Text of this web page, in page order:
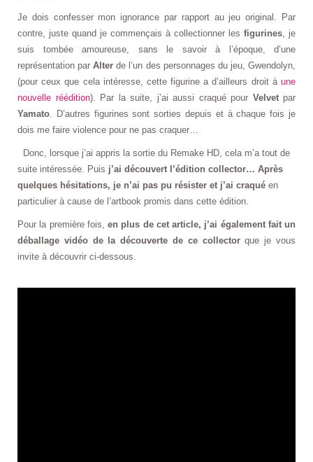
Je dois confesser mon ignorance par rapport au jeu original. Par
contre, juste quand je commençais à collectionner les figurines , je
suis tombée amoureuse, sans le savoir à l’époque, d’une
représentation parAlter de l’un des personnages du jeu, Gwendolyn,
(pour ceux que cela intéresse, cette figurine a d’ailleurs droit à une
nouvelle réédition). Par la suite, j’ai aussi craqué pour Velvetpar
Yamato . D’autres figurines sont sorties depuis et à chaque fois je
dois me faire violence pour ne pas craquer…
Donc, lorsque j’ai appris la sortie du Remake HD, cela m’a tout de
suite intéressée. Puis j’ai découvert l’édition collector… Après
quelques hésitations, je n’ai pas pu résister et j’ai craqué en
particulier à cause de l’artbook promis dans cette édition.
Pour la première fois, en plus de cet article, j’ai également fait un
déballage vidéo de la découverte de ce collectorque je vous
invite à découvrir ci-dessous.